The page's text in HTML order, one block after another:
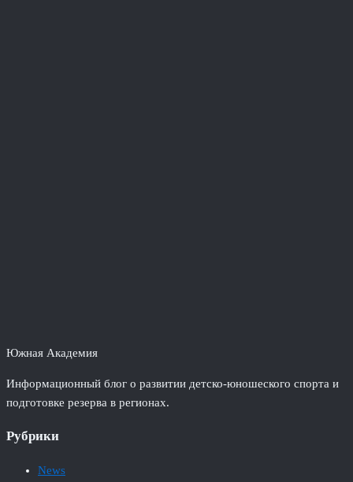
Южная Академия
Информационный блог о развитии детско-юношеского спорта и
подготовке резерва в регионах.
Рубрики
News